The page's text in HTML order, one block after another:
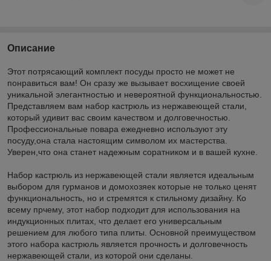
Описание
Этот потрясающий комплект посуды просто не может не
понравиться вам! Он сразу же вызывает восхищение своей
уникальной элегантностью и невероятной функциональностью.
Представляем вам набор кастрюль из нержавеющей стали,
который удивит вас своим качеством и долговечностью.
Профессиональные повара ежедневно используют эту
посуду,она стала настоящим символом их мастерства.
Уверен,что она станет надежным соратником и в вашей кухне.
Набор кастрюль из нержавеющей стали является идеальным
выбором для гурманов и домохозяек которые не только ценят
функциональность, но и стремятся к стильному дизайну. Ко
всему прчему, этот набор подходит для использования на
индукционных плитах, что делает его универсальным
решением для любого типа плиты. Основной преимуществом
этого набора кастрюль является прочность и долговечность
нержавеющей стали, из которой они сделаны.